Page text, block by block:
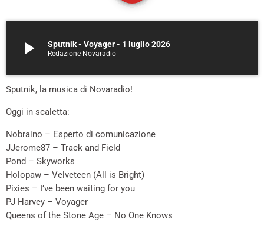
play_arrow Sputnik - Voyager - 1 luglio 2026
Redazione Novaradio
Sputnik, la musica di Novaradio!
Oggi in scaletta:
Nobraino – Esperto di comunicazione
JJerome87 – Track and Field
Pond – Skyworks
Holopaw – Velveteen (All is Bright)
Pixies – I’ve been waiting for you
PJ Harvey – Voyager
Queens of the Stone Age – No One Knows